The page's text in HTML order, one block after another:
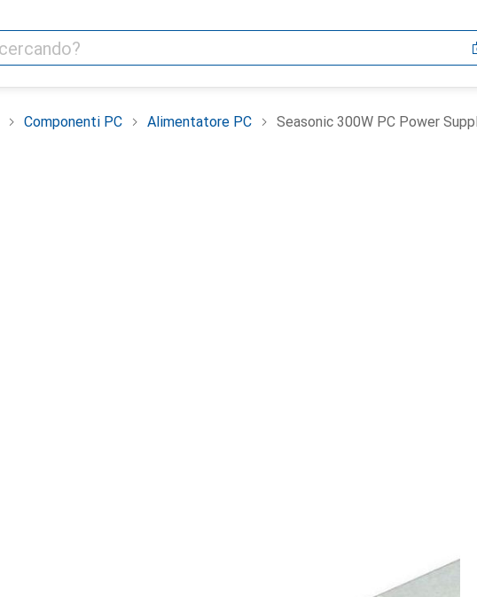
Componenti PC Alimentatore PC Seasonic 300W PC Power